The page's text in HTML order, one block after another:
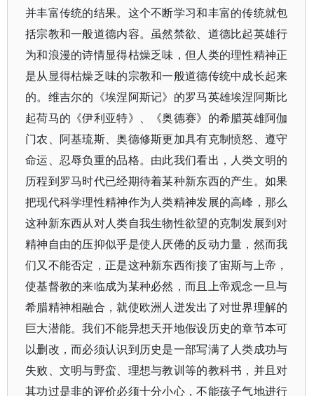
并丰富传统的结果。这个不断学习和丰富的传统就包
括宗教和一般道德内容。虽然禁欲、道德比起英雄行
为和浪漫的诗情显得枯燥乏味，但人类的理性精神正
是从显得枯燥乏味的宗教和一般道德传统中成长起来
的。维吉尔的《埃涅阿斯记》的罗马英雄埃涅阿斯比
起荷马的《伊利亚特》、《奥德赛》的希腊英雄阿伽
门农、阿基琉斯、奥德修斯更加具有克制愤怒、遵守
命运、忍辱负重的品格。由此我们看出，人类文明的
历程到罗马时代已经期待着某种新东西的产生。如果
把现代科学理性精神作为人类精神发展的高峰，那么
这种新东西从对人类自我生物性欲望的克制发展到对
精神自由的压抑似乎是使人厌倦的反动力量，然而我
们又不能否定，正是这种新东西衔接了宙斯与上帝，
使基督教的来临成为某种必然，而且上帝观念一旦与
希腊精神相融合，就使欧洲人迸发出了对世界理解的
巨大潜能。我们不能异想天开地假设历史的章节本可
以删改，而必须认识到历史是一部写满了人类成功与
失败、文明与野蛮、理想与教训等的教科书，并且对
其功过是非的评价必须十分小心，不能孩子气地进行